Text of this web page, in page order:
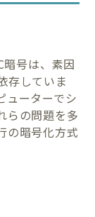
暗号は、素因
存していま
ューターでシ
らの問題を多
の暗号化方式